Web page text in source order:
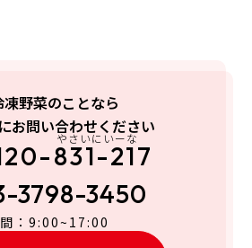
凍野菜のことなら
お問い合わせください
831-217
やさいにいーな
3798-3450
：9:00~17:00